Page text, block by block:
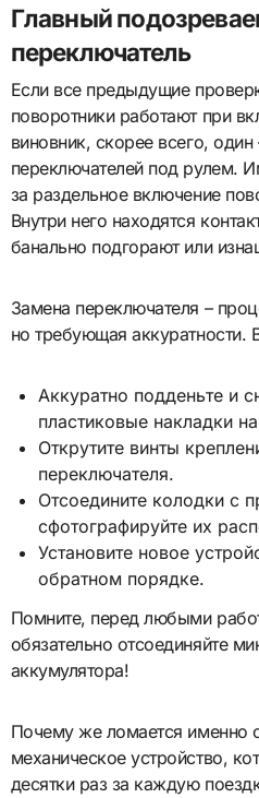
Главный
переключатель
Если все предыдущие
поворотники работают при
виновник, скорее всего,
переключателей под рулем.
за раздельное включение
Внутри него находятся
банально подгорают или
Замена переключателя –
но требующая аккуратности.
Аккуратно подденьте и
пластиковые накладки
Открутите винты
переключателя.
Отсоедините колодки с
сфотографируйте их
Установите новое
обратном порядке.
Помните, перед любыми
обязательно отсоединяйте
аккумулятора!
Почему же ломается именно
механическое устройство,
десятки раз за каждую